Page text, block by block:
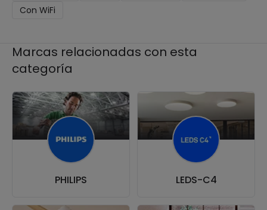
Con WiFi
Marcas relacionadas con esta
categoría
PHILIPS LEDS-C4